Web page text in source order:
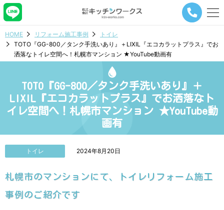
メ
ー
ビ
ョ
ン
ボ
ン
HOME リフォーム施工事例
トイレ
TOTO『GG-800／タンク手洗いあり』＋LIXIL『エコカラットプラス』でお
洒落なトイレ空間へ！札幌市マンション ★YouTube動画有
TOTO『GG-800／タンク手洗いあり』＋
LIXIL『エコカラットプラス』でお洒落なト
イレ空間へ！札幌市マンション ★YouTube動
画有
トイレ 2024年8月20日
札幌市のマンションにて、トイレリフォーム施工
事例のご紹介です